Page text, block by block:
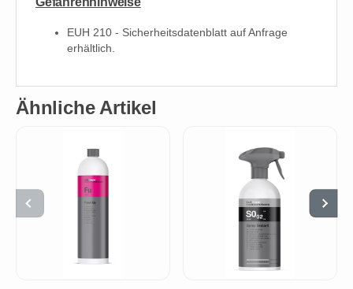
EUH 210 - Sicherheitsdatenblatt auf Anfrage
erhältlich.
Ähnliche Artikel